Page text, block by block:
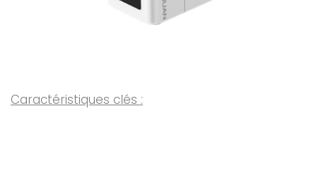
Caractéristiques clés :